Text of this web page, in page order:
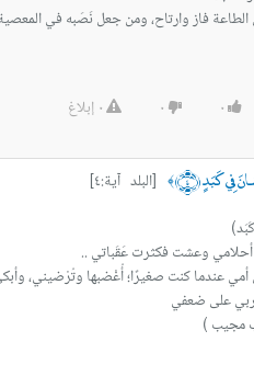
٠ ٠ ٠ إبلاغ
فِي كَبَدٍ ﴿٤﴾ ﴾
[البلد آية:٤]
مجيب )